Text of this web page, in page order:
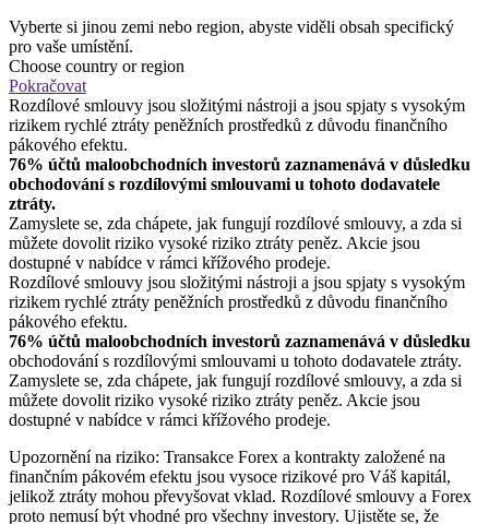
Vyberte si jinou zemi nebo region, abyste viděli obsah specifický
pro vaše umístění.
Choose country or region
Pokračovat
Rozdílové smlouvy jsou složitými nástroji a jsou spjaty s vysokým
rizikem rychlé ztráty peněžních prostředků z důvodu finančního
pákového efektu.
76% účtů maloobchodních investorů zaznamenává v důsledku
obchodování s rozdílovými smlouvami u tohoto dodavatele
ztráty.
Zamyslete se, zda chápete, jak fungují rozdílové smlouvy, a zda si
můžete dovolit riziko vysoké riziko ztráty peněz. Akcie jsou
dostupné v nabídce v rámci křížového prodeje.
Rozdílové smlouvy jsou složitými nástroji a jsou spjaty s vysokým
rizikem rychlé ztráty peněžních prostředků z důvodu finančního
pákového efektu.
76% účtů maloobchodních investorů zaznamenává v důsledku
obchodování s rozdílovými smlouvami u tohoto dodavatele ztráty.
Zamyslete se, zda chápete, jak fungují rozdílové smlouvy, a zda si
můžete dovolit riziko vysoké riziko ztráty peněz. Akcie jsou
dostupné v nabídce v rámci křížového prodeje.
Upozornění na riziko: Transakce Forex a kontrakty založené na
finančním pákovém efektu jsou vysoce rizikové pro Váš kapitál,
jelikož ztráty mohou převyšovat vklad. Rozdílové smlouvy a Forex
proto nemusí být vhodné pro všechny investory. Ujistěte se, že